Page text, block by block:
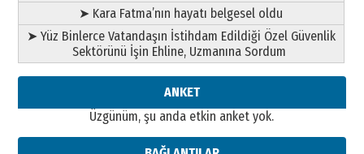
Ahmet Gökhan YAZICI
Ahmed Yesevi’den bir Alperen…
”Reisimiz” idi… Hakka yürüdü.!
26 Mart 2026 Perşembe
gönül adamı Faruk Terzioğlu!
➤ Kara Fatma’nın hayatı belgesel oldu
➤ Yüz Binlerce Vatandaşın İstihdam Edildiği Özel Güvenlik
Sektörünü İşin Ehline, Uzmanına Sordum
ANKET
Üzgünüm, şu anda etkin anket yok.